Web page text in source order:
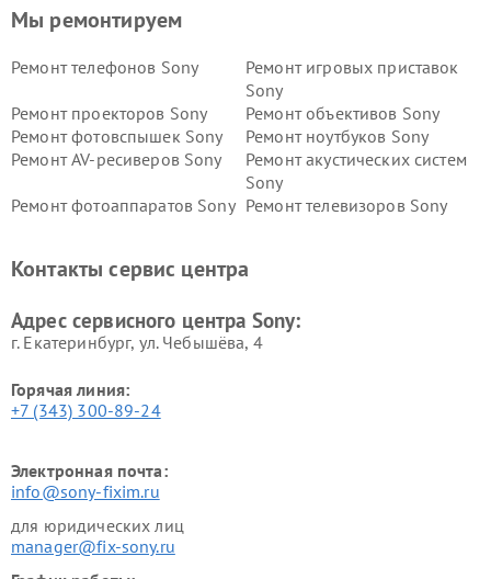
Мы ремонтируем
Ремонт телефонов Sony
Ремонт игровых приставок
Sony
Ремонт проекторов Sony
Ремонт объективов Sony
Ремонт фотовспышек Sony
Ремонт ноутбуков Sony
Ремонт AV-ресиверов Sony
Ремонт акустических систем
Sony
Ремонт фотоаппаратов Sony Ремонт телевизоров Sony
Контакты сервис центра
Адрес сервисного центра Sony:
г. Екатеринбург, ул. Чебышёва, 4
Горячая линия:
+7 (343) 300-89-24
Электронная почта:
info@sony-fixim.ru
для юридических лиц
manager@fix-sony.ru